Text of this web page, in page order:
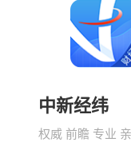
中新经纬
权威 前瞻 专业